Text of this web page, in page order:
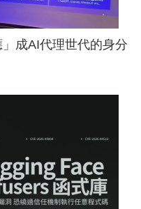
成AI代理世代的身分